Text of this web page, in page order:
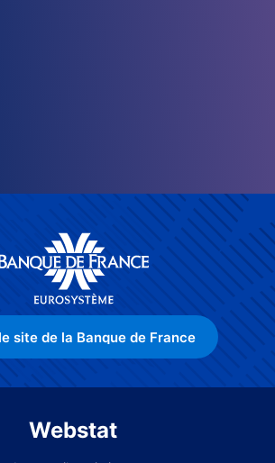
site de la Banque de France
Webstat